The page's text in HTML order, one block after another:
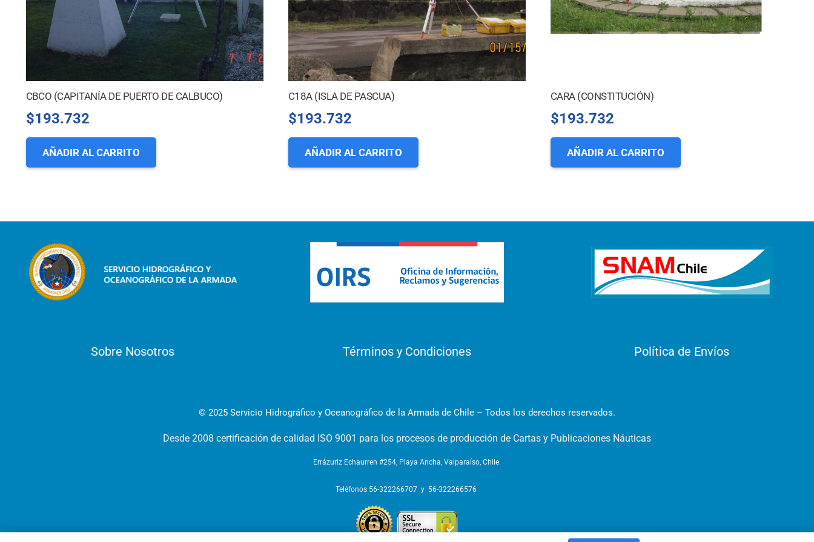
CBCO (CAPITANÍA DE PUERTO DE CALBUCO)
$193.732
AÑADIR AL CARRITO
C18A (ISLA DE PASCUA)
$193.732
AÑADIR AL CARRITO
CARA (CONSTITUCIÓN)
$193.732
AÑADIR AL CARRITO
Sobre Nosotros Términos y Condiciones Política de Envíos
© 2025 Servicio Hidrográfico y Oceanográfico de la Armada de Chile – Todos los derechos reservados.
Desde 2008 certificación de calidad ISO 9001 para los procesos de producción de Cartas y Publicaciones Náuticas
Errázuriz Echaurren #254, Playa Ancha, Valparaíso, Chile.
Teléfonos 56-322266707 y 56-322266576